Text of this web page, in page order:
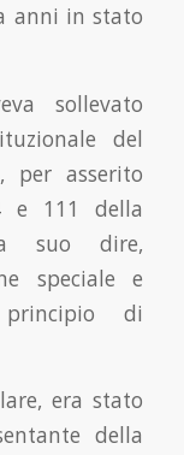
anni in stato
sollevato
del
per asserito
e 111 della
suo dire,
speciale e
di
era stato
della